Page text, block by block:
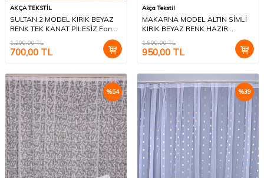
AKÇA TEKSTİL
SULTAN 2 MODEL KIRIK BEYAZ
RENK TEK KANAT PİLESİZ Fon
1.200,00TL
700,00 TL
Akça Tekstil
MAKARNA MODEL ALTIN SİMLİ
KIRIK BEYAZ RENK HAZIR
300*260
1.900,00TL
950,00 TL
%54 %39